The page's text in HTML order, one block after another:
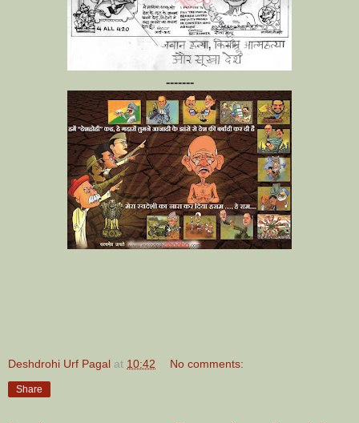
-------
Deshdrohi Urf Pagal at 10:42 No comments:
Share